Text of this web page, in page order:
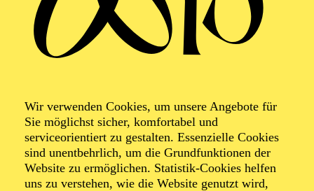
Wir verwenden Cookies, um unsere Angebote für
Sie möglichst sicher, komfortabel und
serviceorientiert zu gestalten. Essenzielle Cookies
sind unentbehrlich, um die Grundfunktionen der
Website zu ermöglichen. Statistik-Cookies helfen
uns zu verstehen, wie die Website genutzt wird,
Oper Kleinlaut
Ruckedigu, da fehlt
doch ein Schuh